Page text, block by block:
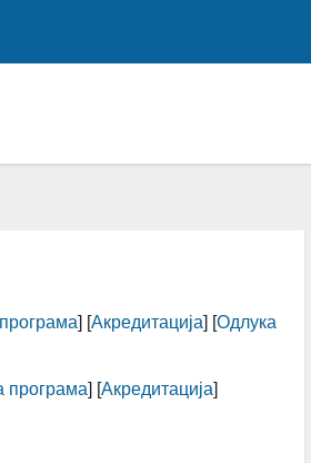
] [Акредитација] [Одлука
програма] [Акредитација]